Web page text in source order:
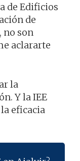
de Edificios
de
no son
aclararte
la
Y la IEE
eficacia